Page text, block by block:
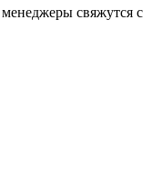
свяжутся с